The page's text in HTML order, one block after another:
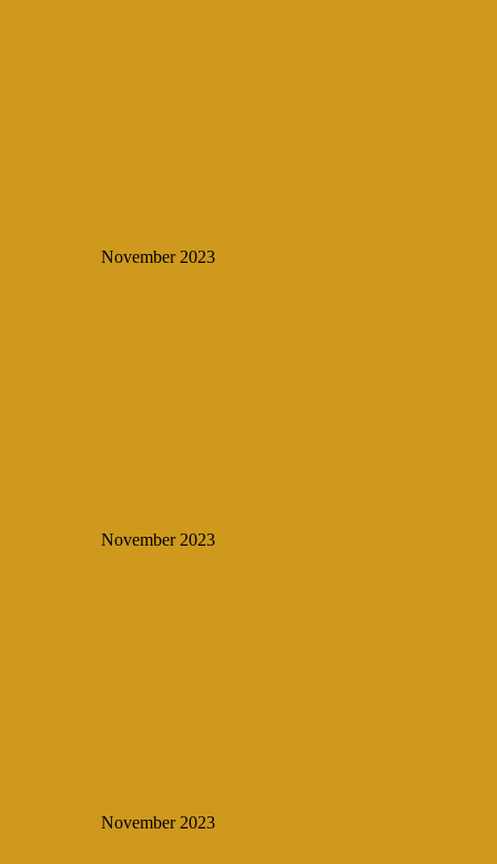
November 2023
November 2023
November 2023